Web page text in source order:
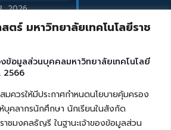
ตร์ มหาวิทยาลัยเทคโนโลยีราช
ข้อมูลส่วนบุคคลมหาวิทยาลัยเทคโนโลยี
2566
ให้มีประกาศกำหนดนโยบายคุ้มครอง
คลากรนักศึกษา นักเรียนในสังกัด
าชมงคลธัญรี ในฐานะเจ้าของข้อมูลส่วน
2026